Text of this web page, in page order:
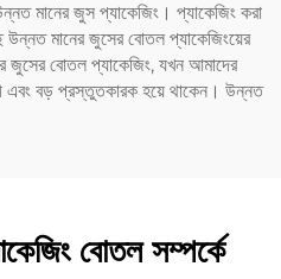
মানের জুস প্যাকেজিং। প্যাকেজিং করা
উন্নত মানের জুসের বোতল প্যাকেজিংয়ের
জুসের বোতল প্যাকেজিং, যখন আমাদের
এবং বড় প্রস্তুতকারক হয়ে থাকেন। উন্নত
বোতল সম্পর্কে